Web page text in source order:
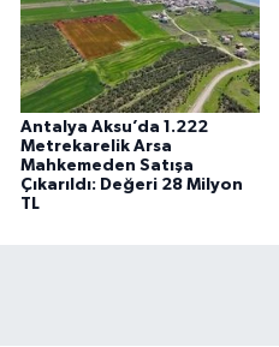
Antalya Aksu’da 1.222
Metrekarelik Arsa
Mahkemeden Satışa
Çıkarıldı: Değeri 28 Milyon
TL